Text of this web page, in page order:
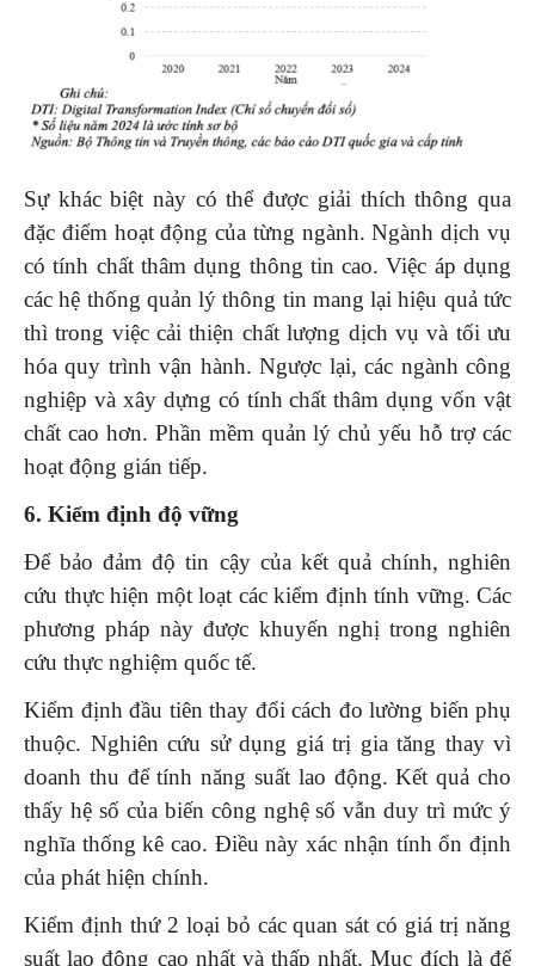
Sự khác biệt này có thể được giải thích thông qua
đặc điểm hoạt động của từng ngành. Ngành dịch vụ
có tính chất thâm dụng thông tin cao. Việc áp dụng
các hệ thống quản lý thông tin mang lại hiệu quả tức
thì trong việc cải thiện chất lượng dịch vụ và tối ưu
hóa quy trình vận hành. Ngược lại, các ngành công
nghiệp và xây dựng có tính chất thâm dụng vốn vật
chất cao hơn. Phần mềm quản lý chủ yếu hỗ trợ các
hoạt động gián tiếp.
6. Kiểm định độ vững
Để bảo đảm độ tin cậy của kết quả chính, nghiên
cứu thực hiện một loạt các kiểm định tính vững. Các
phương pháp này được khuyến nghị trong nghiên
cứu thực nghiệm quốc tế.
Kiểm định đầu tiên thay đổi cách đo lường biến phụ
thuộc. Nghiên cứu sử dụng giá trị gia tăng thay vì
doanh thu để tính năng suất lao động. Kết quả cho
thấy hệ số của biến công nghệ số vẫn duy trì mức ý
nghĩa thống kê cao. Điều này xác nhận tính ổn định
của phát hiện chính.
Kiểm định thứ 2 loại bỏ các quan sát có giá trị năng
suất lao động cao nhất và thấp nhất. Mục đích là để